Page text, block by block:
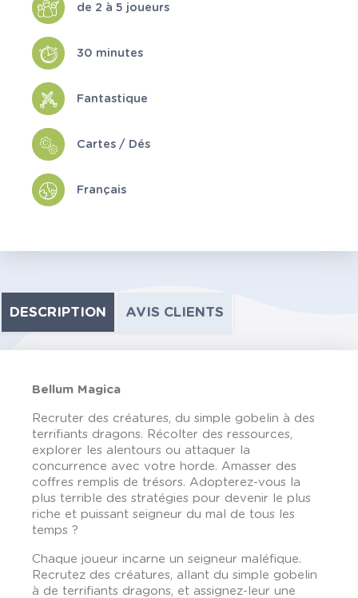
de 2 à 5 joueurs
30 minutes
Fantastique
Cartes / Dés
Français
DESCRIPTION AVIS CLIENTS
Bellum Magica
Recruter des créatures, du simple gobelin à des
terrifiants dragons. Récolter des ressources,
explorer les alentours ou attaquer la
concurrence avec votre horde. Amasser des
coffres remplis de trésors. Adopterez-vous la
plus terrible des stratégies pour devenir le plus
riche et puissant seigneur du mal de tous les
temps ?
Chaque joueur incarne un seigneur maléfique.
Recrutez des créatures, allant du simple gobelin
à de terrifiants dragons, et assignez-leur une